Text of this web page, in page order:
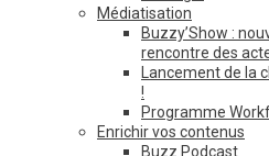
Médiatisation
Buzzy’Show :
rencontre des
Lancement de la
!
Programme
Enrichir vos contenus
Buzz Podcast